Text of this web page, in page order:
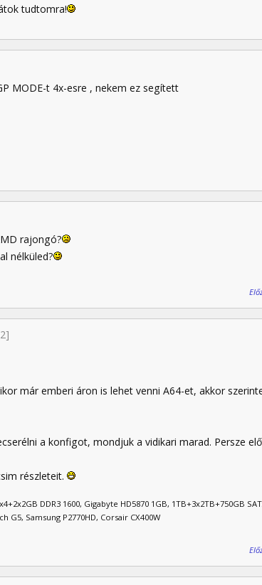
tudtomra!
MODE-t 4x-esre , nekem ez segített
rajongó?
nélküled?
már emberi áron is lehet venni A64-et, akkor
a konfigot, mondjuk a vidikari marad. Persze
részleteit.
DDR3 1600, Gigabyte HD5870 1GB, 1TB+3x2TB+750GB
G5, Samsung P2770HD, Corsair CX400W